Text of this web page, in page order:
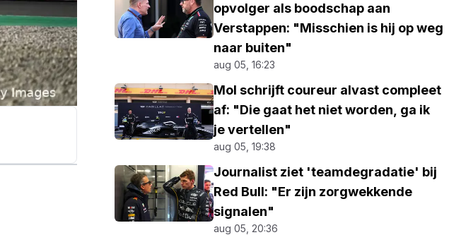
opvolger als boodschap aan
Verstappen: "Misschien is hij op weg
naar buiten"
aug 05, 16:23
Mol schrijft coureur alvast compleet
af: "Die gaat het niet worden, ga ik
je vertellen"
aug 05, 19:38
Journalist ziet 'teamdegradatie' bij
Red Bull: "Er zijn zorgwekkende
signalen"
aug 05, 20:36